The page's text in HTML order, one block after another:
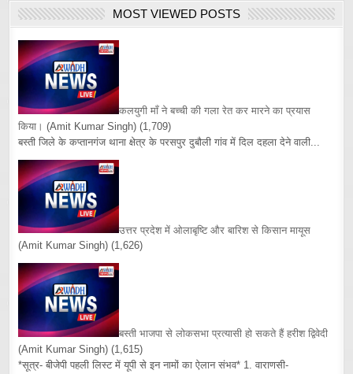
MOST VIEWED POSTS
कलयुगी माँ ने बच्ची की गला रेत कर मारने का प्रयास
किया। (Amit Kumar Singh) (1,709)
बस्ती जिले के कप्तानगंज थाना क्षेत्र के परसपुर दुबौली गांव में दिल दहला देने वाली...
उत्तर प्रदेश में ओलाबृष्टि और बारिश से किसान मायूस
(Amit Kumar Singh) (1,626)
बस्ती भाजपा से लोकसभा प्रत्यासी हो सकते हैं हरीश द्विवेदी
(Amit Kumar Singh) (1,615)
*सूत्र- बीजेपी पहली लिस्ट में यूपी से इन नामों का ऐलान संभव* 1. वाराणसी-